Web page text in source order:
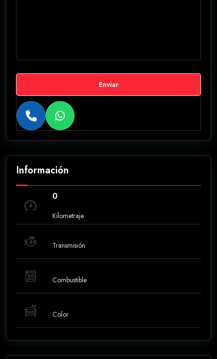
Enviar
Información
0
Kilometraje
Transmisión
Combustible
Color